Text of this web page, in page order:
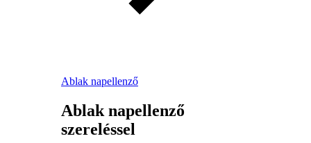
Ablak napellenző
Ablak napellenző
szereléssel